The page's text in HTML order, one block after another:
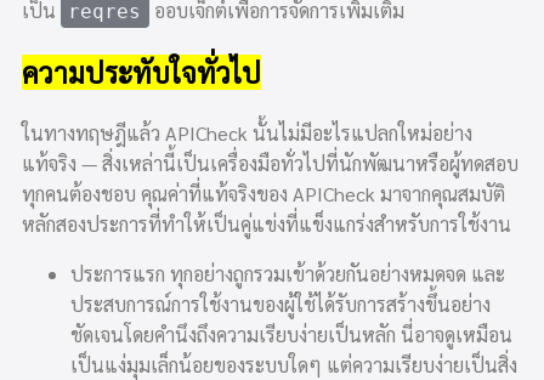
เป็น reqres ออบเจ็กต์เพื่อการจัดการเพิ่มเติม
ความประทับใจทั่วไป
ในทางทฤษฎีแล้ว APICheck นั้นไม่มีอะไรแปลกใหม่อย่าง
แท้จริง — สิ่งเหล่านี้เป็นเครื่องมือทั่วไปที่นักพัฒนาหรือผู้ทดสอบ
ทุกคนต้องชอบ คุณค่าที่แท้จริงของ APICheck มาจากคุณสมบัติ
หลักสองประการที่ทำให้เป็นคู่แข่งที่แข็งแกร่งสำหรับการใช้งาน
ประการแรก ทุกอย่างถูกรวมเข้าด้วยกันอย่างหมดจด และ
ประสบการณ์การใช้งานของผู้ใช้ได้รับการสร้างขึ้นอย่าง
ชัดเจนโดยคำนึงถึงความเรียบง่ายเป็นหลัก นี่อาจดูเหมือน
เป็นแง่มุมเล็กน้อยของระบบใดๆ แต่ความเรียบง่ายเป็นสิ่ง